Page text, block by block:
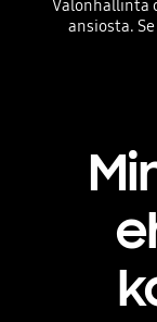
Valonhallinta
ansiosta.